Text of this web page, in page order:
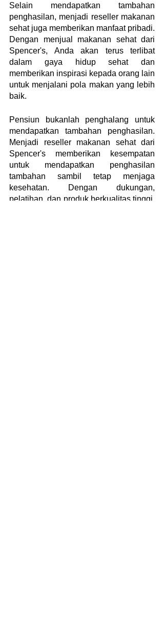
Selain mendapatkan tambahan
penghasilan, menjadi reseller makanan
sehat juga memberikan manfaat pribadi.
Dengan menjual makanan sehat dari
Spencer's, Anda akan terus terlibat
dalam gaya hidup sehat dan
memberikan inspirasi kepada orang lain
untuk menjalani pola makan yang lebih
baik.
Pensiun bukanlah penghalang untuk
mendapatkan tambahan penghasilan.
Menjadi reseller makanan sehat dari
Spencer's memberikan kesempatan
untuk mendapatkan penghasilan
tambahan sambil tetap menjaga
kesehatan. Dengan dukungan,
pelatihan, dan produk berkualitas tinggi,